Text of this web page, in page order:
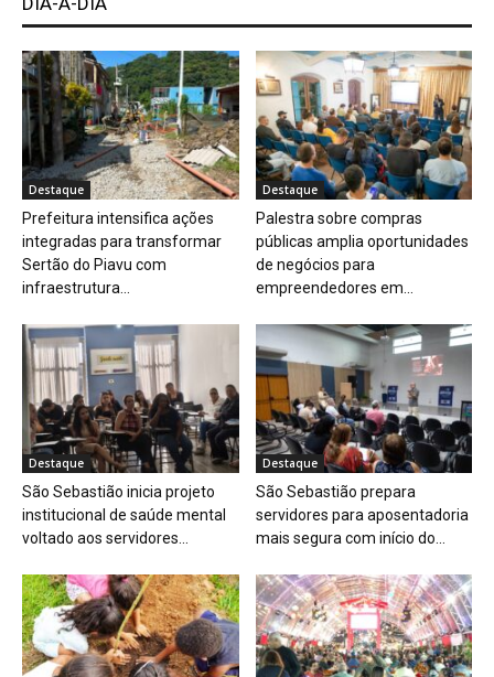
Destaque
Prefeitura intensifica ações
integradas para transformar
Sertão do Piavu com
infraestrutura...
Destaque
Palestra sobre compras
públicas amplia oportunidades
de negócios para
empreendedores em...
Destaque
São Sebastião inicia projeto
institucional de saúde mental
voltado aos servidores...
Destaque
São Sebastião prepara
servidores para aposentadoria
mais segura com início do...